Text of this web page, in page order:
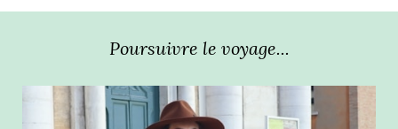
Poursuivre le voyage...